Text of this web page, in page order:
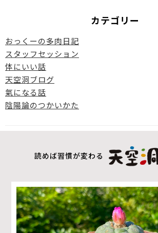
カテゴリー
おっくーの多肉日記
スタッフセッション
体にいい話
天空洞ブログ
氣になる話
陰陽論のつかいかた
読めば習慣が変わる